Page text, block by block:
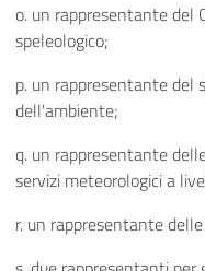
o. un rappresentante del
speleologico;
p. un rappresentante del
dell'ambiente;
q. un rappresentante
servizi meteorologici a
r. un rappresentante